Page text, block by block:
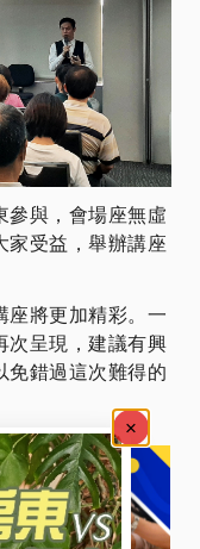
參與，會場座無虛
家受益，舉辦講座
座將更加精彩。一
次呈現，建議有興
免錯過這次難得的